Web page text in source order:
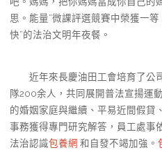
思。能量”微課評選競賽中榮獲一
快”的法治文明年夜餐。
近年來長慶油田工會培育了公
隊200余人，共同展開普法宣揚運
的婚姻家庭與繼續、平易近間假貸、
事務獲得專門研究解答，員工處事
法治認識包養網 和自發不竭加強。